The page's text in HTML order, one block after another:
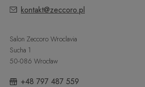
kontakt@zeccoro.pl
Salon Zeccoro Wroclavia
Sucha 1
50-086 Wrocław
+48 797 487 559